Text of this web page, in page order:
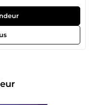
rapides et
vitrine, boutique en
: je propose
sans jargon
être professionnel,